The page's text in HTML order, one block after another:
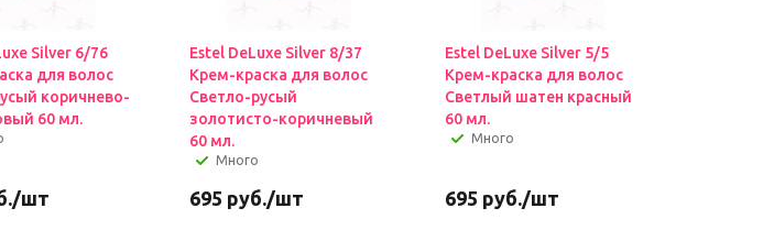
Silver 6/76
для волос
коричнево-
60 мл.
/шт
Estel DeLuxe Silver 8/37
Крем-краска для волос
Светло-русый
золотисто-коричневый
60 мл.
Много
695 руб./шт
Estel DeLuxe Silver 5/5
Крем-краска для волос
Светлый шатен красный
60 мл.
Много
695 руб./шт